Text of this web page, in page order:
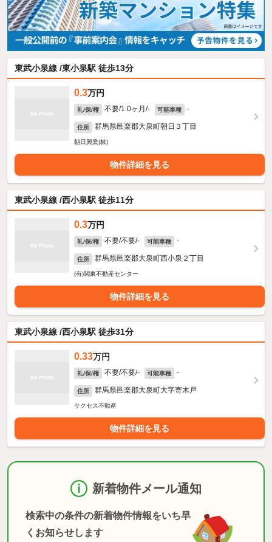
東武小泉線 /東小泉駅 徒歩13分
0.3万円
礼/保/権 不要/1.0ヶ月/- 可能車種 -
住所 群馬県邑楽郡大泉町朝日３丁目
朝日興業(株)
物件詳細を見る
東武小泉線 /西小泉駅 徒歩11分
0.3万円
礼/保/権 不要/不要/- 可能車種 -
住所 群馬県邑楽郡大泉町西小泉２丁目
(有)関東不動産センター
物件詳細を見る
東武小泉線 /西小泉駅 徒歩31分
0.33万円
礼/保/権 不要/不要/- 可能車種 -
住所 群馬県邑楽郡大泉町大字寄木戸
サクセス不動産
物件詳細を見る
新着物件メール通知
検索中の条件の新着物件情報をいち早
くお知らせします